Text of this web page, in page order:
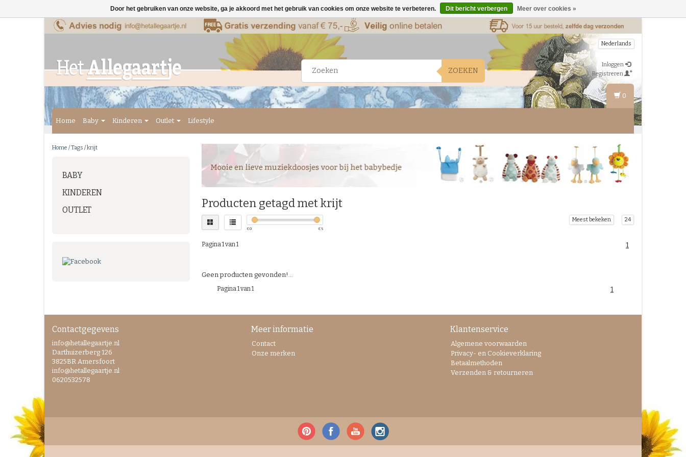
ZOEKEN
Nederlands
Inloggen
Registreren
Home Baby Kinderen Outlet Lifestyle
0
Home /Tags /krijt
BABY
KINDEREN
OUTLET
Producten getagd met krijt
€0 € 5
Meest bekeken 24
Pagina 1 van 1 1
Geen producten gevonden!...
Pagina 1 van 1 1
Contactgegevens
info@hetallegaartje.nl
Darthuizerberg 126
3825BR Amersfoort
info@hetallegaartje.nl
0620532578
Meer informatie
Contact
Onze merken
Klantenservice
Algemene voorwaarden
Privacy- en Cookieverklaring
Betaalmethoden
Verzenden & retourneren
Door het gebruiken van onze website, ga je akkoord met het gebruik van cookies om onze website te verbeteren. Dit bericht verbergen Meer over cookies »